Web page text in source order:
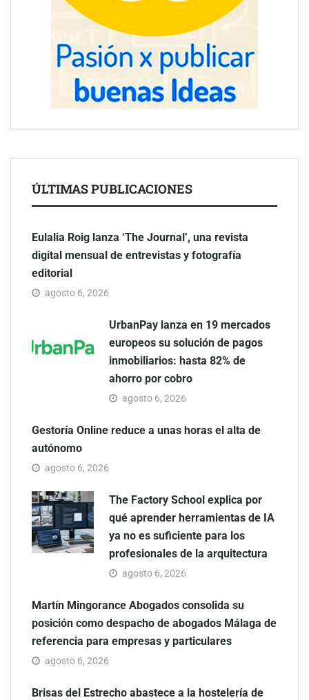
ÚLTIMAS PUBLICACIONES
Eulalia Roig lanza ‘The Journal’, una revista
digital mensual de entrevistas y fotografía
editorial
agosto 6, 2026
UrbanPay lanza en 19 mercados
europeos su solución de pagos
inmobiliarios: hasta 82% de
ahorro por cobro
agosto 6, 2026
Gestoría Online reduce a unas horas el alta de
autónomo
agosto 6, 2026
The Factory School explica por
qué aprender herramientas de IA
ya no es suficiente para los
profesionales de la arquitectura
agosto 6, 2026
Martín Mingorance Abogados consolida su
posición como despacho de abogados Málaga de
referencia para empresas y particulares
agosto 6, 2026
Brisas del Estrecho abastece a la hostelería de